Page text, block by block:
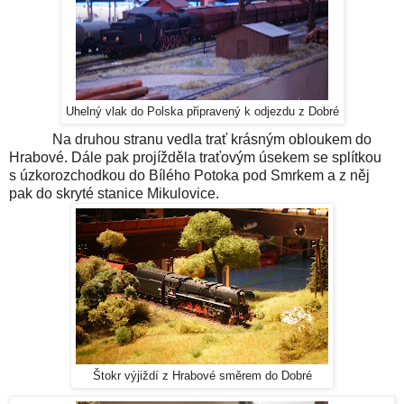
Uhelný vlak do Polska připravený k odjezdu z Dobré
Na druhou stranu vedla trať krásným obloukem do
Hrabové. Dále pak projížděla traťovým úsekem se splítkou
s úzkorozchodkou do Bílého Potoka pod Smrkem a z něj
pak do skryté stanice Mikulovice.
Štokr výjiždí z Hrabové směrem do Dobré